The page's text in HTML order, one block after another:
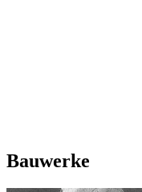
Bauwerke